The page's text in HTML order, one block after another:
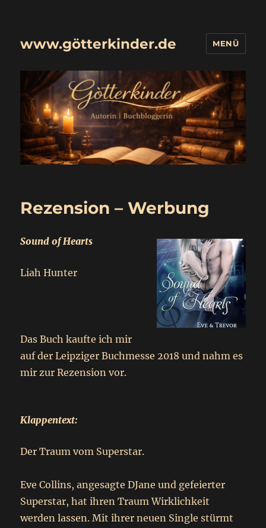
www.götterkinder.de MENÜ
Rezension – Werbung
Sound of Hearts
Liah Hunter
Das Buch kaufte ich mir
auf der Leipziger Buchmesse 2018 und nahm es
mir zur Rezension vor.
Klappentext:
Der Traum vom Superstar.
Eve Collins, angesagte DJane und gefeierter
Superstar, hat ihren Traum Wirklichkeit
werden lassen. Mit ihrer neuen Single stürmt